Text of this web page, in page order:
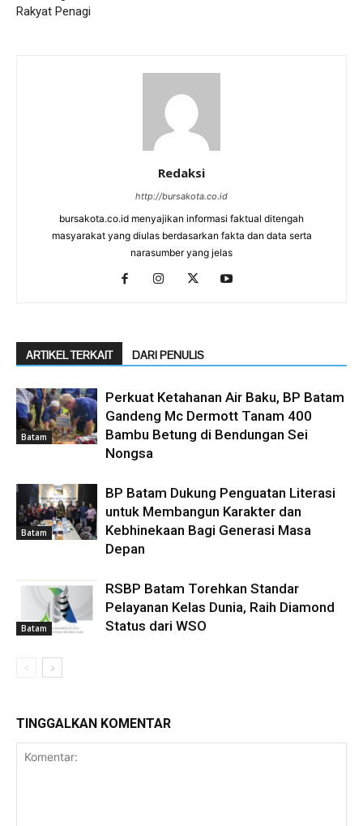
Rakyat Penagi
Redaksi
http://bursakota.co.id
bursakota.co.id menyajikan informasi faktual ditengah
masyarakat yang diulas berdasarkan fakta dan data serta
narasumber yang jelas
ARTIKEL TERKAIT DARI PENULIS
Batam
Perkuat Ketahanan Air Baku, BP Batam
Gandeng Mc Dermott Tanam 400
Bambu Betung di Bendungan Sei
Nongsa
Batam
BP Batam Dukung Penguatan Literasi
untuk Membangun Karakter dan
Kebhinekaan Bagi Generasi Masa
Depan
Batam
RSBP Batam Torehkan Standar
Pelayanan Kelas Dunia, Raih Diamond
Status dari WSO
TINGGALKAN KOMENTAR